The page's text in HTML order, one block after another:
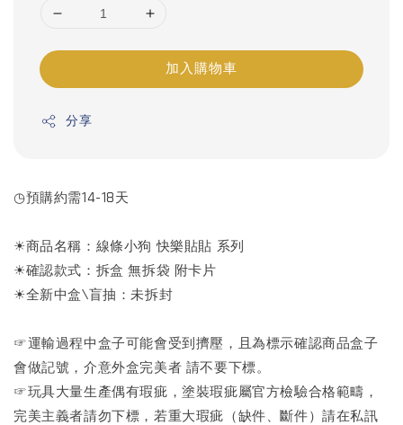
加入購物車
分享
◷預購約需14-18天
☀商品名稱：線條小狗 快樂貼貼 系列
☀確認款式：拆盒 無拆袋 附卡片
☀全新中盒\盲抽：未拆封
☞運輸過程中盒子可能會受到擠壓，且為標示確認商品盒子
會做記號，介意外盒完美者 請不要下標。
☞玩具大量生產偶有瑕疵，塗裝瑕疵屬官方檢驗合格範疇，
完美主義者請勿下標，若重大瑕疵（缺件、斷件）請在私訊